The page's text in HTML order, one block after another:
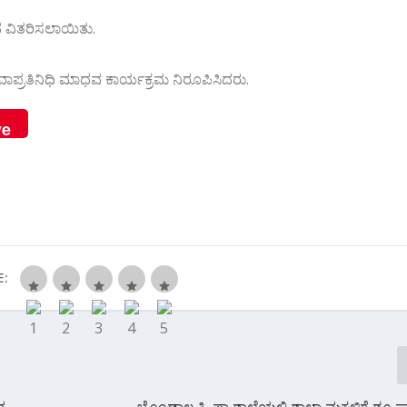
ವಿತರಿಸಲಾಯಿತು.
ಮಾಧವ ಕಾರ್ಯಕ್ರಮ ನಿರೂಪಿಸಿದರು.